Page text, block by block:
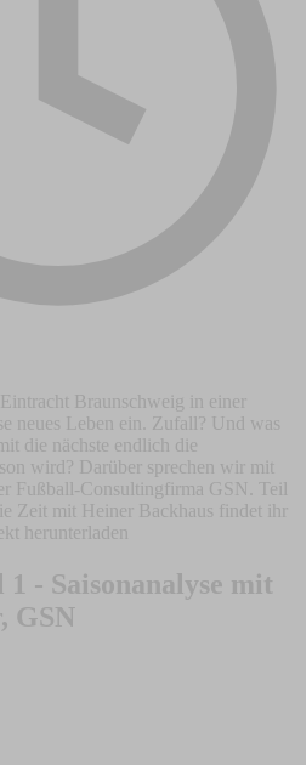
Braunschweig in einer
neues Leben ein. Zufall? Und was
die nächste endlich die
wird? Darüber sprechen wir mit
Fußball-Consultingfirma GSN. Teil
Zeit mit Heiner Backhaus findet ihr
herunterladen
1 - Saisonanalyse mit
GSN